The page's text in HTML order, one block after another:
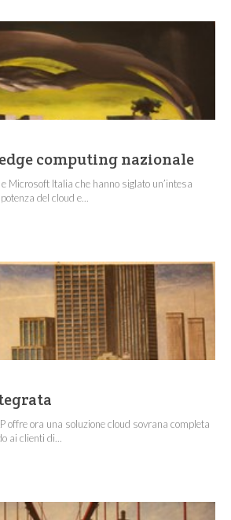
computing nazionale
Microsoft Italia che hanno siglato un’intesa
del cloud e...
offre ora una soluzione cloud sovrana completa
ai clienti di...